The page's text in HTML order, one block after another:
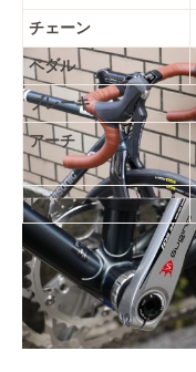
チェーン
ペダル
ブレーキ
アーチ
レバー